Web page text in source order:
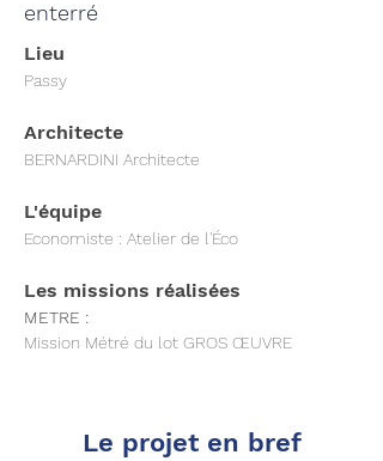
enterré
Lieu
Passy
Architecte
BERNARDINI Architecte
L'équipe
Economiste : Atelier de l'Éco
Les missions réalisées
METRE :
Mission Métré du lot GROS ŒUVRE
Le projet en bref